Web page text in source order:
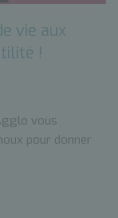
vie aux
!
vous
pour donner